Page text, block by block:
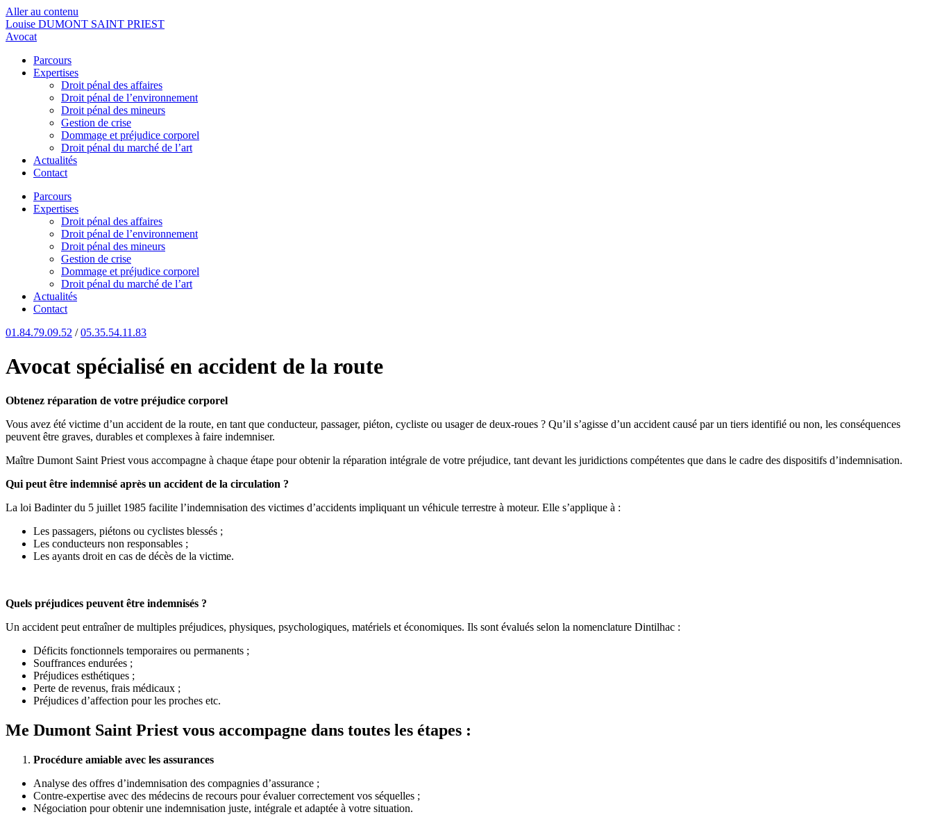
Aller au contenu
Louise DUMONT SAINT PRIEST
Avocat
Parcours
Expertises
Droit pénal des affaires
Droit pénal de l’environnement
Droit pénal des mineurs
Gestion de crise
Dommage et préjudice corporel
Droit pénal du marché de l’art
Actualités
Contact
Parcours
Expertises
Droit pénal des affaires
Droit pénal de l’environnement
Droit pénal des mineurs
Gestion de crise
Dommage et préjudice corporel
Droit pénal du marché de l’art
Actualités
Contact
01.84.79.09.52 /05.35.54.11.83
Avocat spécialisé en accident de la route
Obtenez réparation de votre préjudice corporel
Vous avez été victime d’un accident de la route, en tant que conducteur, passager, piéton, cycliste ou usager de deux-roues ? Qu’il s’agisse d’un accident causé par un tiers identifié ou non, les conséquences
peuvent être graves, durables et complexes à faire indemniser.
Maître Dumont Saint Priest vous accompagne à chaque étape pour obtenir la réparation intégrale de votre préjudice, tant devant les juridictions compétentes que dans le cadre des dispositifs d’indemnisation.
Qui peut être indemnisé après un accident de la circulation ?
La loi Badinter du 5 juillet 1985 facilite l’indemnisation des victimes d’accidents impliquant un véhicule terrestre à moteur. Elle s’applique à :
Les passagers, piétons ou cyclistes blessés ;
Les conducteurs non responsables ;
Les ayants droit en cas de décès de la victime.
Quels préjudices peuvent être indemnisés ?
Un accident peut entraîner de multiples préjudices, physiques, psychologiques, matériels et économiques. Ils sont évalués selon la nomenclature Dintilhac :
Déficits fonctionnels temporaires ou permanents ;
Souffrances endurées ;
Préjudices esthétiques ;
Perte de revenus, frais médicaux ;
Préjudices d’affection pour les proches etc.
Me Dumont Saint Priest vous accompagne dans toutes les étapes :
Procédure amiable avec les assurances
Analyse des offres d’indemnisation des compagnies d’assurance ;
Contre-expertise avec des médecins de recours pour évaluer correctement vos séquelles ;
Négociation pour obtenir une indemnisation juste, intégrale et adaptée à votre situation.